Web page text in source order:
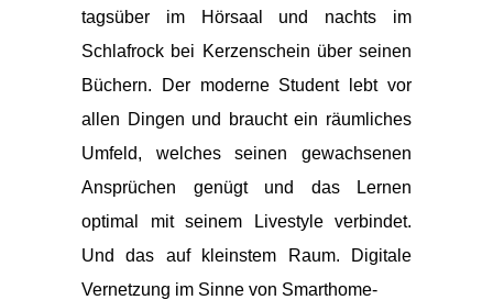
tagsüber im Hörsaal und nachts im
Schlafrock bei Kerzenschein über seinen
Büchern. Der moderne Student lebt vor
allen Dingen und braucht ein räumliches
Umfeld, welches seinen gewachsenen
Ansprüchen genügt und das Lernen
optimal mit seinem Livestyle verbindet.
Und das auf kleinstem Raum. Digitale
Vernetzung im Sinne von Smarthome-